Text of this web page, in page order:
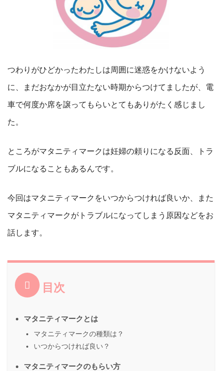
つわりがひどかったわたしは周囲に迷惑をかけないよう
に、まだおなかが目立たない時期からつけてましたが、電
車で何度か席を譲ってもらいとてもありがたく感じまし
た。
ところがマタニティマークは妊婦の頼りになる反面、トラ
ブルになることもあるんです。
今回はマタニティマークをいつからつければ良いか、また
マタニティマークがトラブルになってしまう原因などをお
話します。
目次
マタニティマークとは
マタニティマークの種類は？
いつからつければ良い？
マタニティマークのもらい方